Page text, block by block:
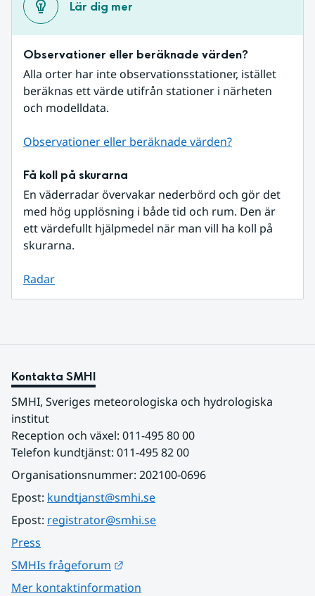
Lär dig mer
Observationer eller beräknade värden?
Alla orter har inte observationsstationer, istället
beräknas ett värde utifrån stationer i närheten
och modelldata.
Observationer eller beräknade värden?
Få koll på skurarna
En väderradar övervakar nederbörd och gör det
med hög upplösning i både tid och rum. Den är
ett värdefullt hjälpmedel när man vill ha koll på
skurarna.
Radar
Kontakta SMHI
SMHI, Sveriges meteorologiska och hydrologiska
institut
Reception och växel: 011-495 80 00
Telefon kundtjänst: 011-495 82 00
Organisationsnummer: 202100-0696
Epost: kundtjanst@smhi.se
Epost: registrator@smhi.se
Press
SMHIs frågeforum
Mer kontaktinformation